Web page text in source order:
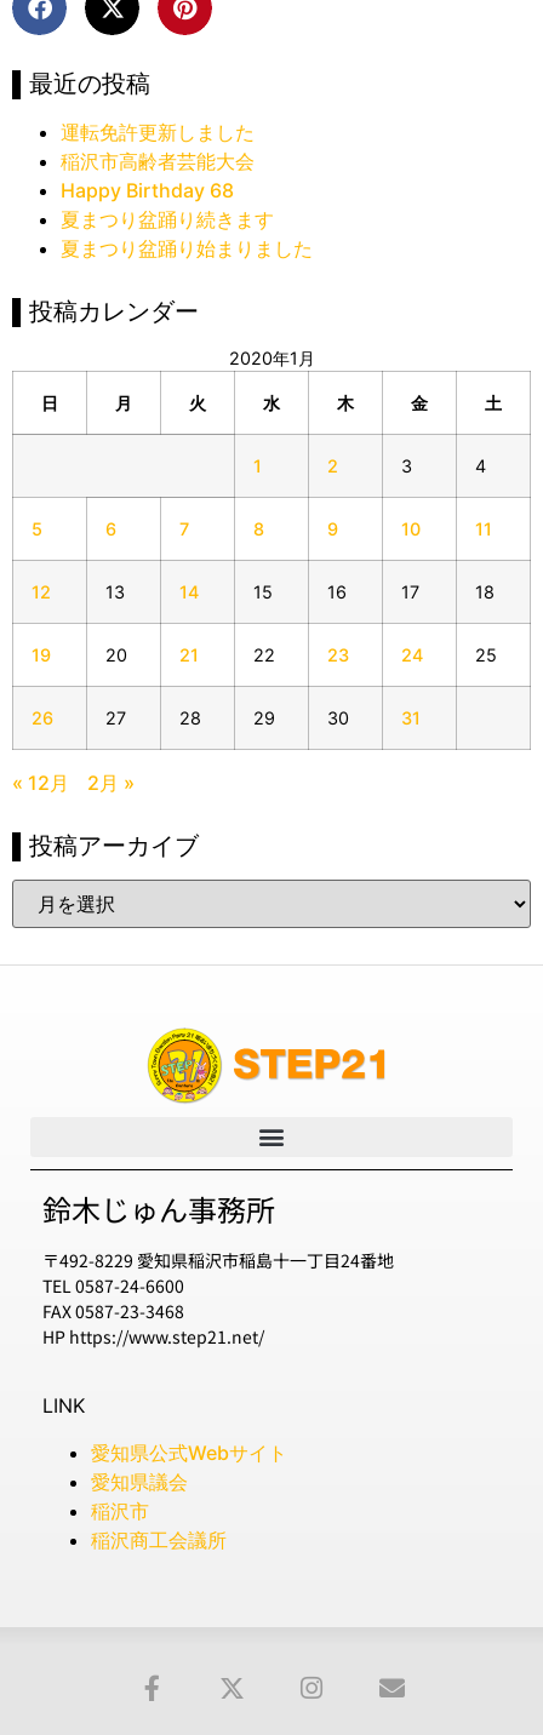
▌最近の投稿
運転免許更新しました
稲沢市高齢者芸能大会
Happy Birthday 68
夏まつり盆踊り続きます
夏まつり盆踊り始まりました
▌投稿カレンダー
2020年1月
日 月 火 水 木 金 土
1 2 3 4
5 6 7 8 9 10 11
12 13 14 15 16 17 18
19 20 21 22 23 24 25
26 27 28 29 30 31
« 12月 2月 »
▌投稿アーカイブ
鈴木じゅん事務所
〒492-8229 愛知県稲沢市稲島十一丁目24番地
TEL 0587-24-6600
FAX 0587-23-3468
HP https://www.step21.net/
LINK
愛知県公式Webサイト
愛知県議会
稲沢市
稲沢商工会議所